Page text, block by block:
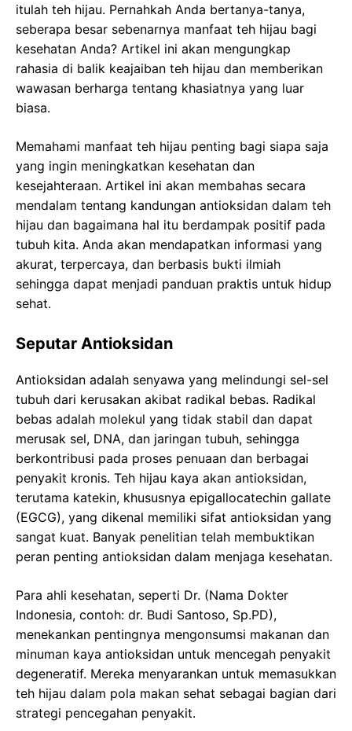
itulah teh hijau. Pernahkah Anda bertanya-tanya,
seberapa besar sebenarnya manfaat teh hijau bagi
kesehatan Anda? Artikel ini akan mengungkap
rahasia di balik keajaiban teh hijau dan memberikan
wawasan berharga tentang khasiatnya yang luar
biasa.
Memahami manfaat teh hijau penting bagi siapa saja
yang ingin meningkatkan kesehatan dan
kesejahteraan. Artikel ini akan membahas secara
mendalam tentang kandungan antioksidan dalam teh
hijau dan bagaimana hal itu berdampak positif pada
tubuh kita. Anda akan mendapatkan informasi yang
akurat, terpercaya, dan berbasis bukti ilmiah
sehingga dapat menjadi panduan praktis untuk hidup
sehat.
Seputar Antioksidan
Antioksidan adalah senyawa yang melindungi sel-sel
tubuh dari kerusakan akibat radikal bebas. Radikal
bebas adalah molekul yang tidak stabil dan dapat
merusak sel, DNA, dan jaringan tubuh, sehingga
berkontribusi pada proses penuaan dan berbagai
penyakit kronis. Teh hijau kaya akan antioksidan,
terutama katekin, khususnya epigallocatechin gallate
(EGCG), yang dikenal memiliki sifat antioksidan yang
sangat kuat. Banyak penelitian telah membuktikan
peran penting antioksidan dalam menjaga kesehatan.
Para ahli kesehatan, seperti Dr. (Nama Dokter
Indonesia, contoh: dr. Budi Santoso, Sp.PD),
menekankan pentingnya mengonsumsi makanan dan
minuman kaya antioksidan untuk mencegah penyakit
degeneratif. Mereka menyarankan untuk memasukkan
teh hijau dalam pola makan sehat sebagai bagian dari
strategi pencegahan penyakit.